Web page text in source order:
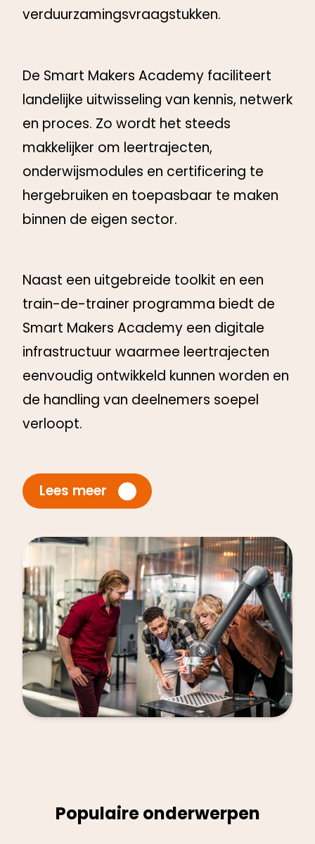
verduurzamingsvraagstukken.
De Smart Makers Academy faciliteert
landelijke uitwisseling van kennis, netwerk
en proces. Zo wordt het steeds
makkelijker om leertrajecten,
onderwijsmodules en certificering te
hergebruiken en toepasbaar te maken
binnen de eigen sector.
Naast een uitgebreide toolkit en een
train-de-trainer programma biedt de
Smart Makers Academy een digitale
infrastructuur waarmee leertrajecten
eenvoudig ontwikkeld kunnen worden en
de handling van deelnemers soepel
verloopt.
Lees meer
Populaire onderwerpen